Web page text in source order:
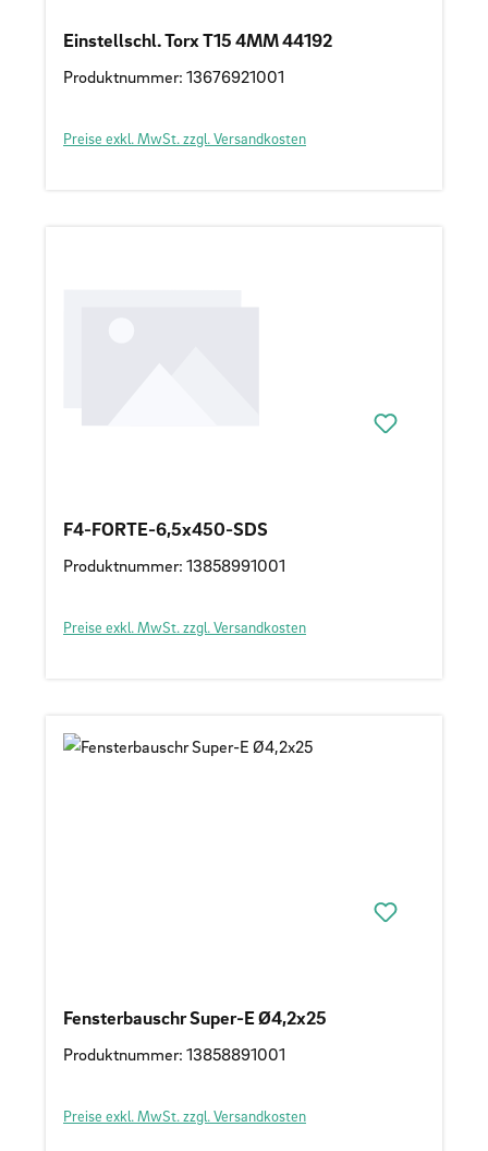
Einstellschl. Torx T15 4MM 44192
Produktnummer: 13676921001
Preise exkl. MwSt. zzgl. Versandkosten
F4-FORTE-6,5x450-SDS
Produktnummer: 13858991001
Preise exkl. MwSt. zzgl. Versandkosten
Fensterbauschr Super-E Ø4,2x25
Produktnummer: 13858891001
Preise exkl. MwSt. zzgl. Versandkosten